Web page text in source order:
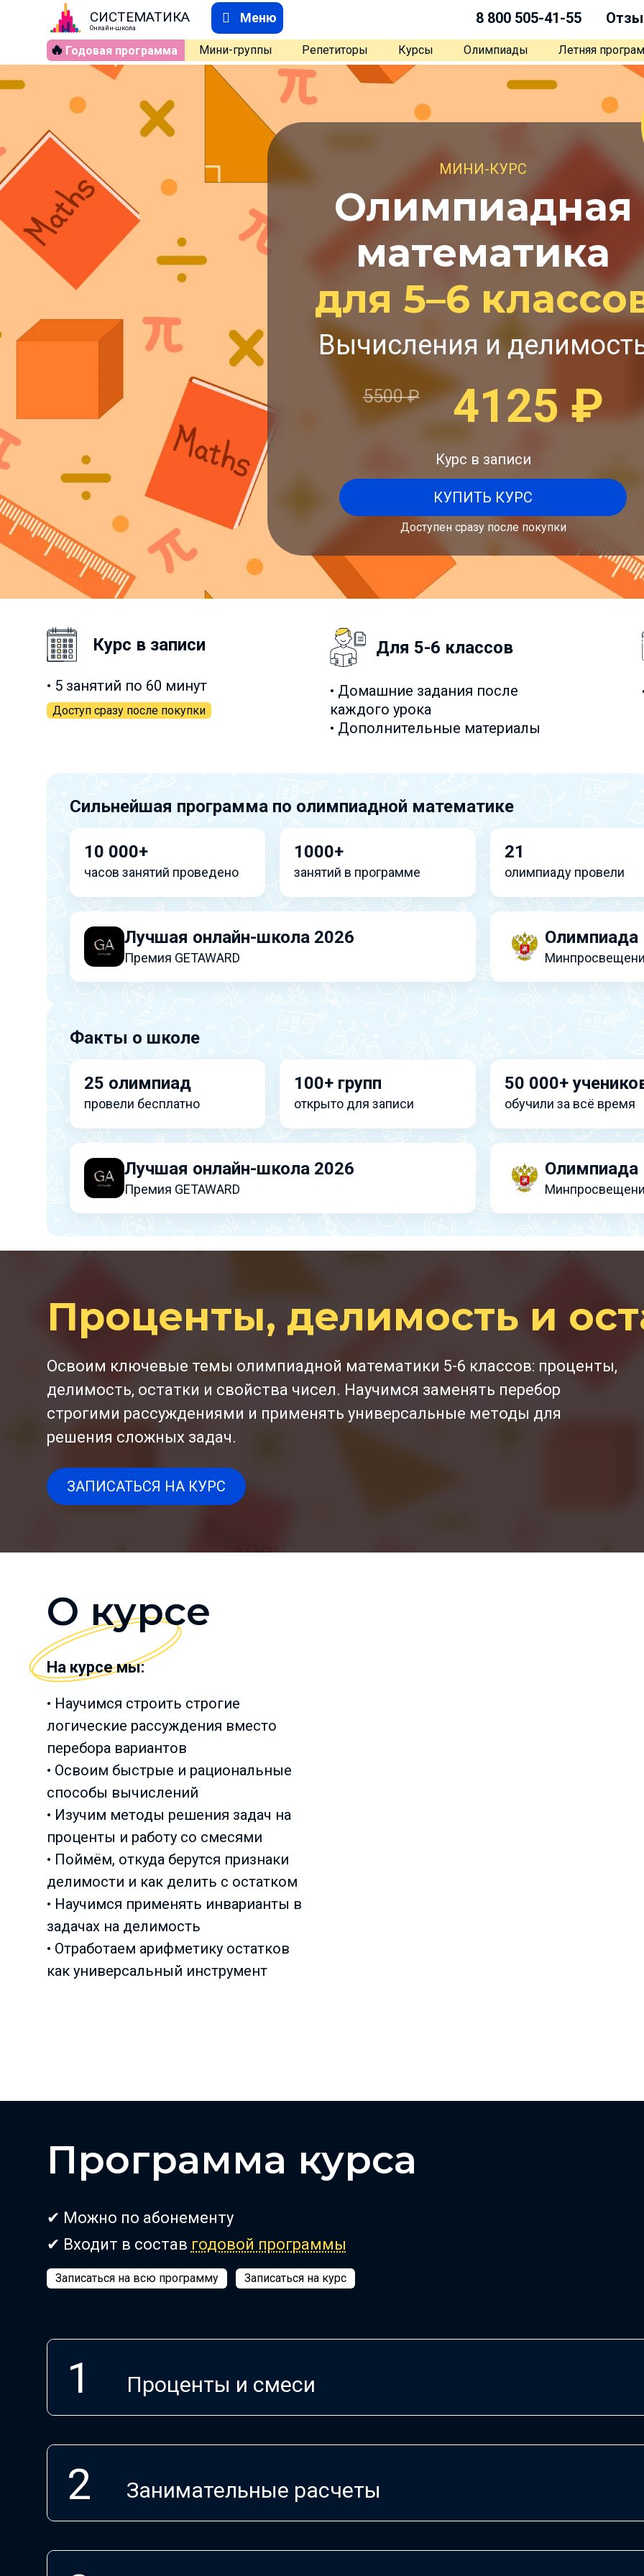
СИСТЕМАТИКА
Онлайн-школа
Меню 8 800 505-41-55
🔥 Годовая программа Мини-группы Репетиторы Курсы Олимпиады Летняя
МИНИ-КУРС
Олимпиадная
математика
для 5–6
Вычисления и
5500₽ 4125₽
Курс в записи
КУПИТЬ КУРС
Доступен сразу после покупки
Курс в записи
• 5 занятий по 60 минут
Доступ сразу после покупки
Для 5-6 классов
• Домашние задания после
каждого урока
• Дополнительные материалы
Сильнейшая программа по олимпиадной математике
10 000+
часов занятий проведено
1000+
занятий в программе
21
олимпиаду провели
Лучшая онлайн-школа 2026
Премия GETAWARD
Олимпиада
Факты о школе
25 олимпиад
провели бесплатно
100+ групп
открыто для записи
50 000+
обучили за всё время
Лучшая онлайн-школа 2026
Премия GETAWARD
Олимпиада
Проценты, делимость и
Освоим ключевые темы олимпиадной математики 5-6 классов: проценты,
делимость, остатки и свойства чисел. Научимся заменять перебор
строгими рассуждениями и применять универсальные методы для
решения сложных задач.
ЗАПИСАТЬСЯ НА КУРС
О курсе
На курсе мы:
• Научимся строить строгие
логические рассуждения вместо
перебора вариантов
• Освоим быстрые и рациональные
способы вычислений
• Изучим методы решения задач на
проценты и работу со смесями
• Поймём, откуда берутся признаки
делимости и как делить с остатком
• Научимся применять инварианты в
задачах на делимость
• Отработаем арифметику остатков
как универсальный инструмент
Программа курса
✔ Можно по абонементу
✔ Входит в состав годовой программы
Записаться на всю программу Записаться на курс
Проценты и смеси
Занимательные расчеты